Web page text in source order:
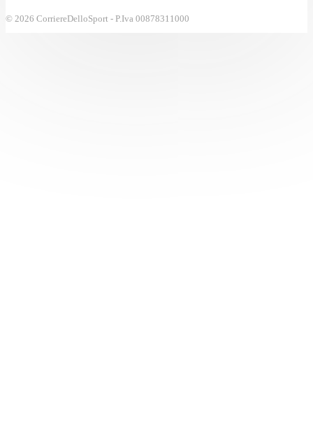
© 2026 CorriereDelloSport - P.Iva 00878311000